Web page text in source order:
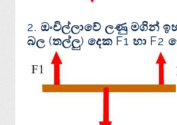
2. ඔංචිල්ලාවේ ලණු මගින්
බල (තල්ලු) දෙක F1 හා F2